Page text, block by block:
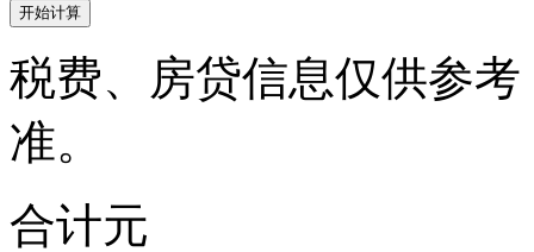
开始计算
税费、房贷信息仅供参
准。
合计元